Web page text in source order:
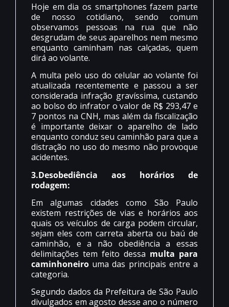
Hoje em dia os smartphones fazem parte
de nosso cotidiano, sendo comum
observamos pessoas na rua que não
desgrudam de seus aparelhos nem mesmo
enquanto caminham nas calçadas, quem
dirá ao volante.
A multa pelo uso do celular ao volante foi
atualizada recentemente e passou a ser
considerada infração gravíssima, custando
ao bolso do infrator o valor de R$ 293,47 e
7 pontos na CNH, mas além da fiscalização
é importante deixar o aparelho de lado
enquanto conduz seu caminhão para que a
distração no uso do mesmo não provoque
acidentes.
3.Desobediência aos horários de
rodagem:
Em algumas cidades como São Paulo
existem restrições de vias e horários aos
quais os veículos de carga podem circular,
sejam eles com carreta aberta ou baú de
caminhão, e a não obediência a essas
delimitações tem feito dessa multa para
caminhoneiro uma das principais entre a
categoria.
Segundo dados da Prefeitura de São Paulo
divulgados em agosto desse ano o número